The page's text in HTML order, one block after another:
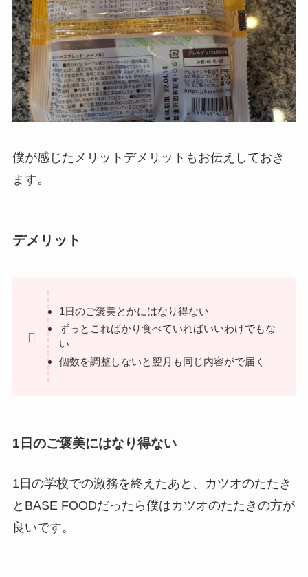
僕が感じたメリットデメリットもお伝えしておき
ます。
デメリット
1日のご褒美とかにはなり得ない
ずっとこればかり食べていればいいわけでもな
い
個数を調整しないと翌月も同じ内容がで届く
1日のご褒美にはなり得ない
1日の学校での激務を終えたあと、カツオのたたき
とBASE FOODだったら僕はカツオのたたきの方が
良いです。